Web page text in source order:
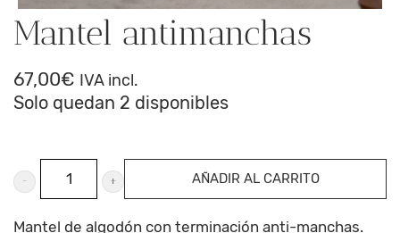
Mantel antimanchas
67,00€ IVA incl.
Solo quedan 2 disponibles
Mantel
antimanchas
cantidad
AÑADIR AL CARRITO
Mantel de algodón con terminación anti-manchas.